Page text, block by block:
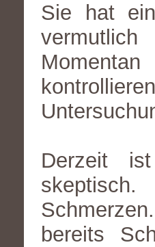
Sie hat
Derzeit
bereits